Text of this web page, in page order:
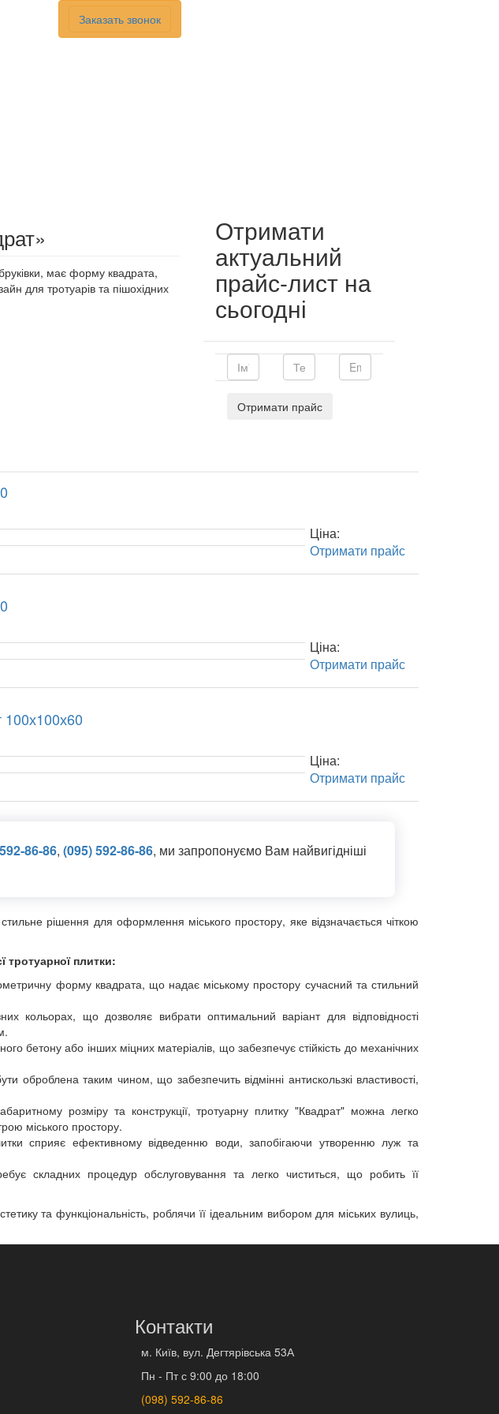
Заказать звонок
має форму квадрата,
для тротуарів та пішохідних
Отримати
актуальний
прайс-лист на
сьогодні
Отримати прайс
Ціна:
Отримати прайс
Ціна:
Отримати прайс
100х100х60
Ціна:
Отримати прайс
86-86, (095) 592-86-86, ми запропонуємо Вам найвигідніші
рішення для оформлення міського простору, яке відзначається чіткою
тротуарної плитки:
форму квадрата, що надає міському простору сучасний та стильний
кольорах, що дозволяє вибрати оптимальний варіант для відповідності
бетону або інших міцних матеріалів, що забезпечує стійкість до механічних
оброблена таким чином, що забезпечить відмінні антискользкі властивості,
розміру та конструкції, тротуарну плитку "Квадрат" можна легко
міського простору.
сприяє ефективному відведенню води, запобігаючи утворенню луж та
складних процедур обслуговування та легко чиститься, що робить її
та функціональність, роблячи її ідеальним вибором для міських вулиць,
Контакти
м. Київ, вул. Дегтярівська 53А
Пн - Пт с 9:00 до 18:00
(098) 592-86-86